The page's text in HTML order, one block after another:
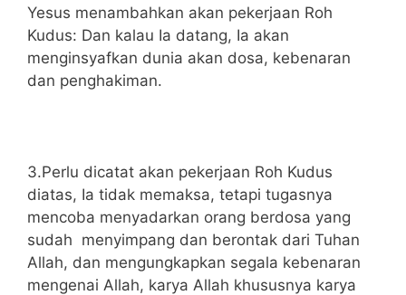
Yesus menambahkan akan pekerjaan Roh
Kudus: Dan kalau Ia datang, Ia akan
menginsyafkan dunia akan dosa, kebenaran
dan penghakiman.
3.Perlu dicatat akan pekerjaan Roh Kudus
diatas, Ia tidak memaksa, tetapi tugasnya
mencoba menyadarkan orang berdosa yang
sudah menyimpang dan berontak dari Tuhan
Allah, dan mengungkapkan segala kebenaran
mengenai Allah, karya Allah khususnya karya